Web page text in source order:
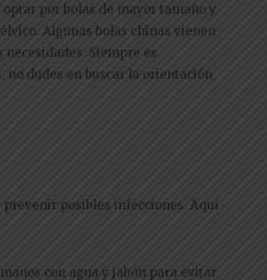
por bolas de mayor tamaño y
Algunas bolas chinas vienen
Siempre es
no dudes en buscar la orientación
posibles infecciones. Aquí
con agua y jabón para evitar